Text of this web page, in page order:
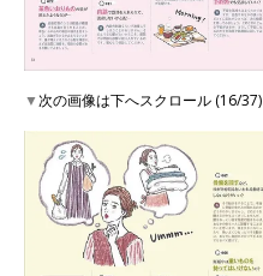
▼次の画像は下へスクロール (16/37)